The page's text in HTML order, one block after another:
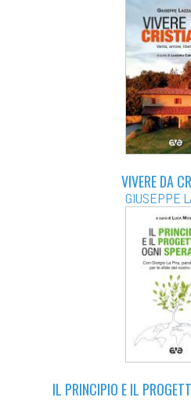
VIVERE DA
GIUSEPPE
IL PRINCIPIO E IL